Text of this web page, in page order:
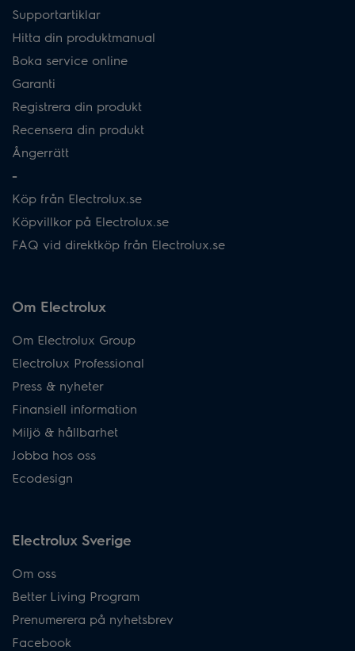
Supportartiklar
Hitta din produktmanual
Boka service online
Garanti
Registrera din produkt
Recensera din produkt
Ångerrätt
-
Köp från Electrolux.se
Köpvillkor på Electrolux.se
FAQ vid direktköp från Electrolux.se
Om Electrolux
Om Electrolux Group
Electrolux Professional
Press & nyheter
Finansiell information
Miljö & hållbarhet
Jobba hos oss
Ecodesign
Electrolux Sverige
Om oss
Better Living Program
Prenumerera på nyhetsbrev
Facebook